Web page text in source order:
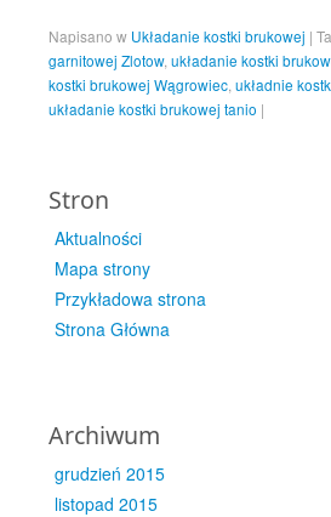
Napisano w Układanie kostki brukowej |
garnitowej Zlotow, układanie kostki
kostki brukowej Wągrowiec układnie
układanie kostki brukowej tanio |
Stron
Aktualności
Mapa strony
Przykładowa strona
Strona Główna
Archiwum
grudzień 2015
listopad 2015